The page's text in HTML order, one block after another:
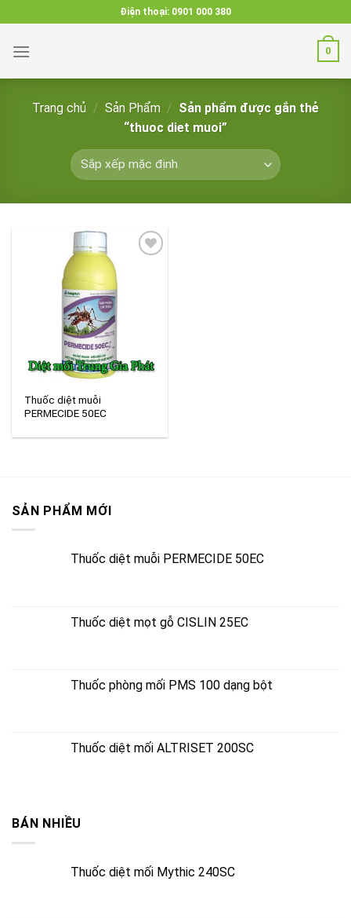
to
content
Điện thoại: 0901 000 380
0
Trang chủ / Sản Phẩm / Sản phẩm được gắn thẻ
“thuoc diet muoi”
Thuốc diệt muỗi
PERMECIDE 50EC
SẢN PHẨM MỚI
Thuốc diệt muỗi PERMECIDE 50EC
Thuốc diệt mọt gỗ CISLIN 25EC
Thuốc phòng mối PMS 100 dạng bột
Thuốc diệt mối ALTRISET 200SC
BÁN NHIỀU
Thuốc diệt mối Mythic 240SC